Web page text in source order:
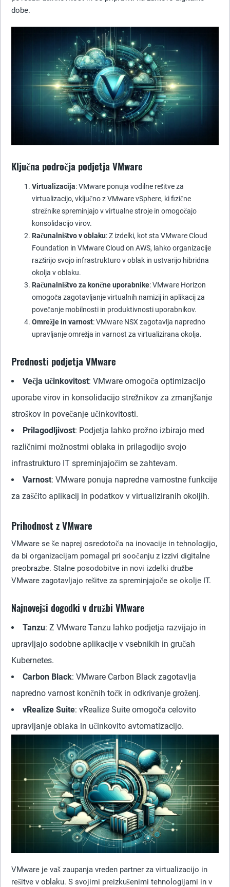
dobe.
Ključna področja podjetja VMware
Virtualizacija: VMware ponuja vodilne rešitve za
virtualizacijo, vključno z VMware vSphere, ki fizične
strežnike spreminjajo v virtualne stroje in omogočajo
konsolidacijo virov.
Računalništvo v oblaku: Z izdelki, kot sta VMware Cloud
Foundation in VMware Cloud on AWS, lahko organizacije
razširijo svojo infrastrukturo v oblak in ustvarijo hibridna
okolja v oblaku.
Računalništvo za končne uporabnike: VMware Horizon
omogoča zagotavljanje virtualnih namizij in aplikacij za
povečanje mobilnosti in produktivnosti uporabnikov.
Omrežje in varnost: VMware NSX zagotavlja napredno
upravljanje omrežja in varnost za virtualizirana okolja.
Prednosti podjetja VMware
Večja učinkovitost: VMware omogoča optimizacijo
uporabe virov in konsolidacijo strežnikov za zmanjšanje
stroškov in povečanje učinkovitosti.
Prilagodljivost: Podjetja lahko prožno izbirajo med
različnimi možnostmi oblaka in prilagodijo svojo
infrastrukturo IT spreminjajočim se zahtevam.
Varnost: VMware ponuja napredne varnostne funkcije
za zaščito aplikacij in podatkov v virtualiziranih okoljih.
Prihodnost z VMware
VMware se še naprej osredotoča na inovacije in tehnologijo,
da bi organizacijam pomagal pri soočanju z izzivi digitalne
preobrazbe. Stalne posodobitve in novi izdelki družbe
VMware zagotavljajo rešitve za spreminjajoče se okolje IT.
Najnovejši dogodki v družbi VMware
Tanzu: Z VMware Tanzu lahko podjetja razvijajo in
upravljajo sodobne aplikacije v vsebnikih in gručah
Kubernetes.
Carbon Black: VMware Carbon Black zagotavlja
napredno varnost končnih točk in odkrivanje groženj.
vRealize Suite: vRealize Suite omogoča celovito
upravljanje oblaka in učinkovito avtomatizacijo.
VMware je vaš zaupanja vreden partner za virtualizacijo in
rešitve v oblaku. S svojimi preizkušenimi tehnologijami in v